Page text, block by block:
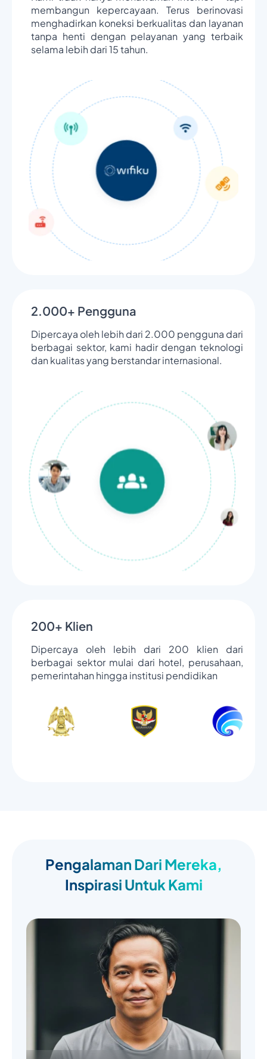
membangun kepercayaan. Terus berinovasi
menghadirkan koneksi berkualitas dan layanan
tanpa henti dengan pelayanan yang terbaik
selama lebih dari 15 tahun.
2.000+ Pengguna
Dipercaya oleh lebih dari 2.000 pengguna dari
berbagai sektor, kami hadir dengan teknologi
dan kualitas yang berstandar internasional.
200+ Klien
Dipercaya oleh lebih dari 200 klien dari
berbagai sektor mulai dari hotel, perusahaan,
pemerintahan hingga institusi pendidikan
Pengalaman Dari Mereka,
Inspirasi Untuk Kami